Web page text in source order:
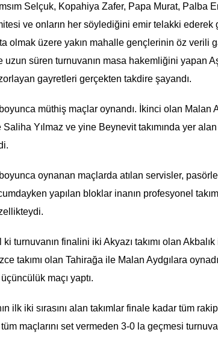
Selçuk, Kopahiya Zafer, Papa Murat, Palba
ve onların her söylediğini emir telakki ederek
olmak üzere yakın mahalle gençlerinin öz verili
uzun süren turnuvanın masa hakemliğini yapan
gayretleri gerçekten takdire şayandı.
müthiş maçlar oynandı. İkinci olan Malan
Saliha Yılmaz ve yine Beynevit takımında yer
oynanan maçlarda atılan servisler,
yapılan bloklar inanın profesyonel
ki turnuvanın finalini iki Akyazı takımı olan
takımı olan Tahirağa ile Malan Aydgılara
maçı yaptı.
ilk iki sırasını alan takımlar finale kadar tüm
maçlarını set vermeden 3-0 la geçmesi